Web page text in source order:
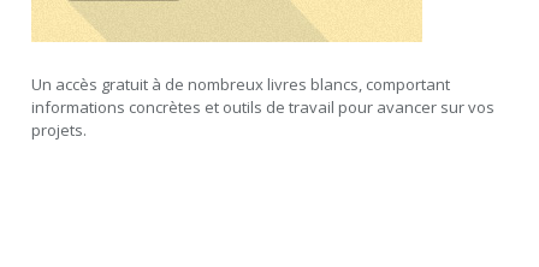
Un accès gratuit à de nombreux livres blancs, comportant
informations concrètes et outils de travail pour avancer sur vos
projets.